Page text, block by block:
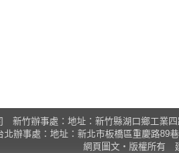
新竹辦事處：地址：新竹縣湖口鄉工業
北辦事處：地址：新北市板橋區重慶路89
網頁圖文‧版權所有 建